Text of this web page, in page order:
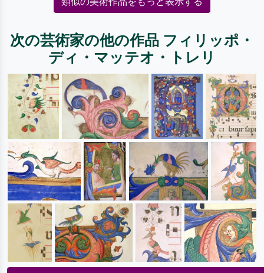
次の芸術家の他の作品 フィリッポ・
ディ・マッテオ・トレリ